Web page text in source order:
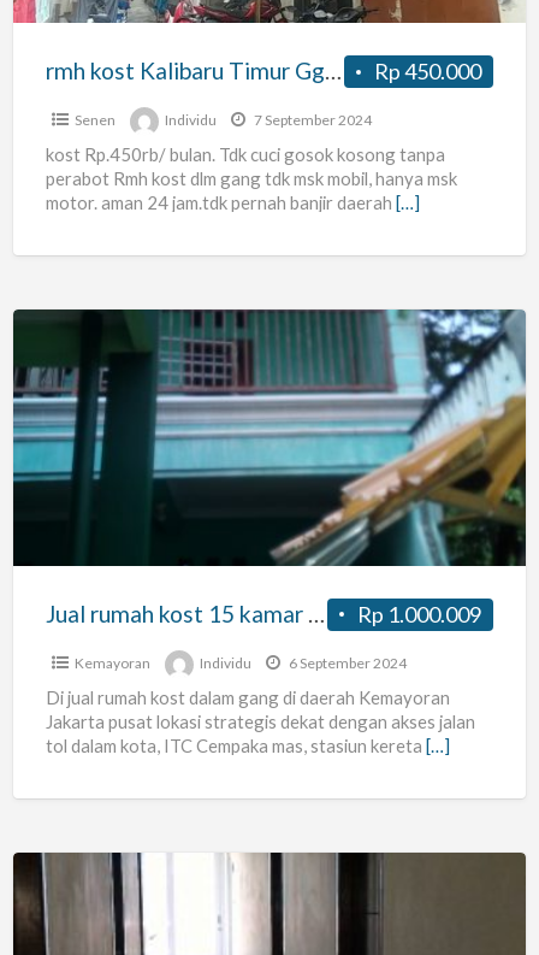
Senen
Pusat.
Rp 450.000
rmh kost Kalibaru Timur Gg1 no.5 Senen Poncol.Jakarta Pusat.
Senen Individu 7 September 2024
kost Rp.450rb/ bulan. Tdk cuci gosok kosong tanpa
perabot Rmh kost dlm gang tdk msk mobil, hanya msk
motor. aman 24 jam.tdk pernah banjir daerah […]
Jual
rumah
kost
15
dalam
Rp 1.000.009
Jual rumah kost 15 kamar tidur dalam gang
Kemayoran Individu 6 September 2024
Di jual rumah kost dalam gang di daerah Kemayoran
Jakarta pusat lokasi strategis dekat dengan akses jalan
tol dalam kota, ITC Cempaka mas, stasiun kereta […]
Kost
moeslim